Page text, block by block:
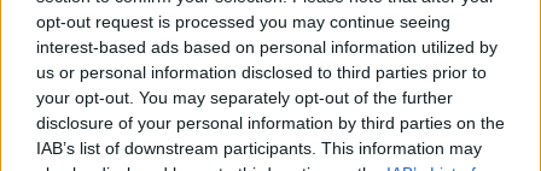
opt-out request is processed you may continue seeing
interest-based ads based on personal information utilized by
us or personal information disclosed to third parties prior to
your opt-out. You may separately opt-out of the further
disclosure of your personal information by third parties on the
IAB’s list of downstream participants. This information may
ανηλίκων, κατά τη διάρκεια του οποίου το
14χρονο θύμαδέχθηκε πολλαπλά χτυπήματα
με μαχαίρι.
ΔΙΑΒΑΣΤΕ ΕΠΙΣΗΣ